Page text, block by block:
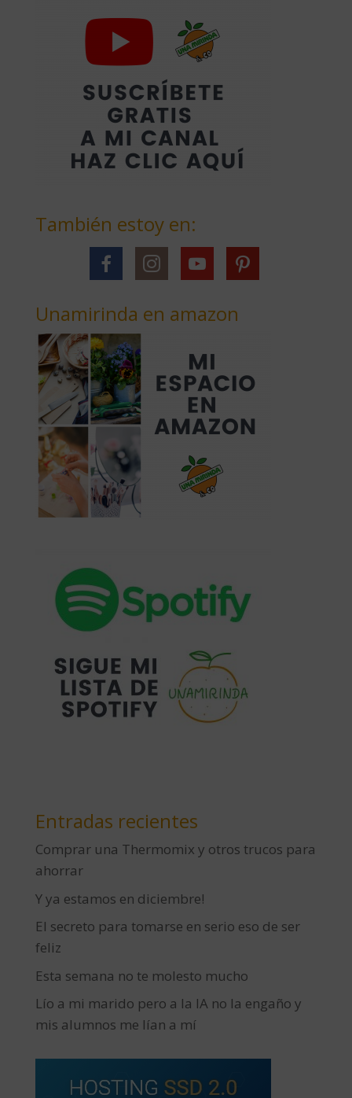
También estoy en:
Unamirinda en amazon
Entradas recientes
Comprar una Thermomix y otros trucos para
ahorrar
Y ya estamos en diciembre!
El secreto para tomarse en serio eso de ser
feliz
Esta semana no te molesto mucho
Lío a mi marido pero a la IA no la engaño y
mis alumnos me lían a mí